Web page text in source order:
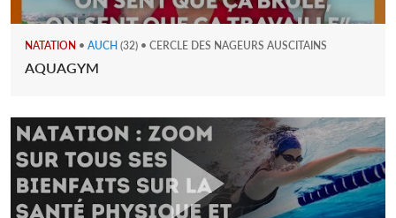
NATATION • AUCH (32) • CERCLE DES NAGEURS AUSCITAINS
AQUAGYM